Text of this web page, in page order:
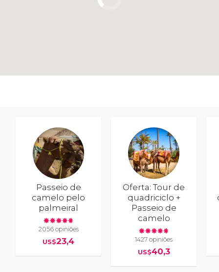
Passeio de
camelo pelo
palmeiral
2056 opiniões
US$23,4
Oferta: Tour de
quadriciclo +
Passeio de
camelo
1427 opiniões
US$40,3